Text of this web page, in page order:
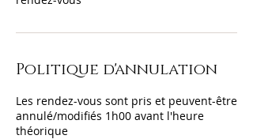
Politique d'annulation
Les rendez-vous sont pris et peuvent-être
annulé/modifiés 1h00 avant l'heure
théorique